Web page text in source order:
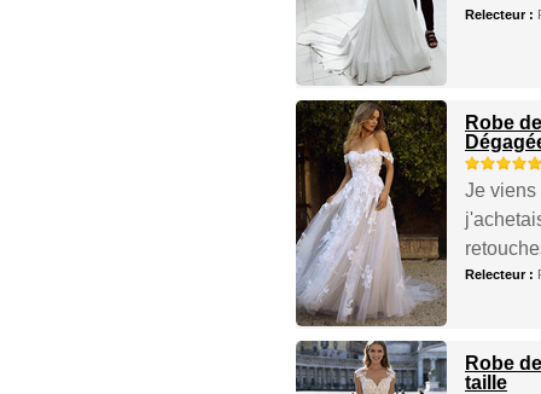
Relecteur :
Robe
Je viens
Relecteur :
Robe
taille